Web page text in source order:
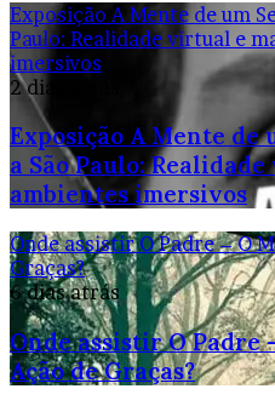
Exposição A Mente de um
Paulo: Realidade virtual e
imersivos
2 dias atrás
Exposição A Mente
a São Paulo:
ambientes imersivos
Onde assistir O Padre – O
Graças?
6 dias atrás
Onde assistir O Padre
Ação de Graças?